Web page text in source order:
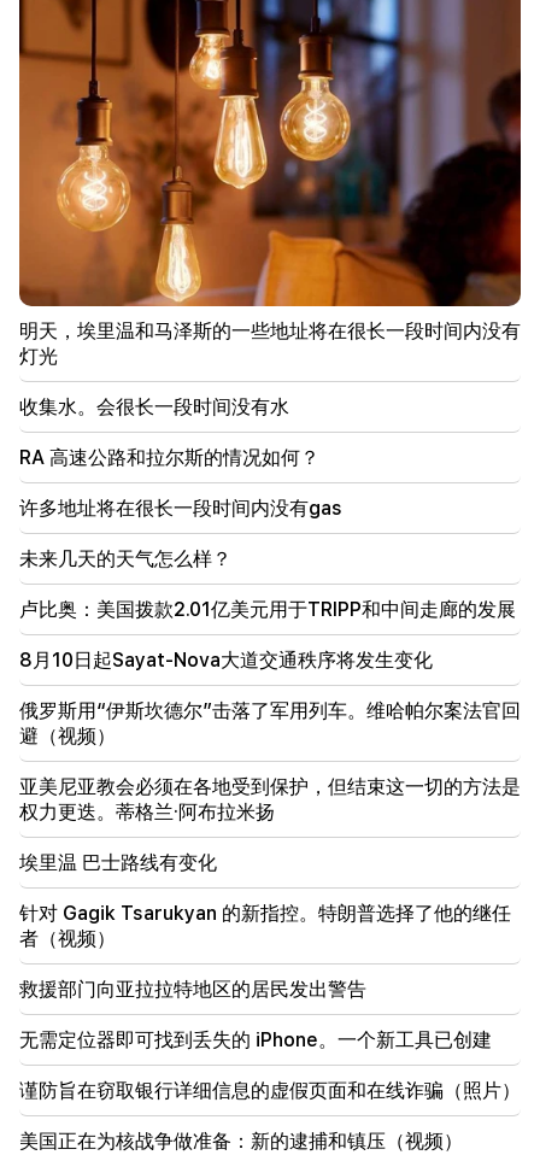
12:09
一场战斗让人想起达什塔万村的动作电影。有10多人
受伤
12:00
11年没有剪头发了。印度一名居民创造了头发长度的世
界纪录
11:34
科学家发现一种蘑菇可以让不同国家的人产生类似的幻
11:00
不是代替老师。机器人在学校中的理想角色已经揭晓
10:34
科学家发现鸣禽人类语言的关键特征之一
10:00
最罕见的景象：无人机在澳大利亚海岸拍摄到抹香鲸的
诞生（视频）
01:49
Argam Abrahamyan 被拘留两个月
许多地址将在很长一段时间内没有gas
23:50
未来几天的天气怎么样？
23:01
埃里温发生的悲惨事件
22:50
反对派的处境并不令人羡慕。在他们面前的是经验丰富
的煽动者（视频）
“重罪犯想要从医院买一个甜甜圈。” Gor Hakobyan
亲手为儿子制作甜甜圈（视频）
明天，埃里温和马泽斯的一些地址将在很长一段时间内没有
灯光
收集水。会很长一段时间没有水
RA 高速公路和拉尔斯的情况如何？
许多地址将在很长一段时间内没有gas
未来几天的天气怎么样？
卢比奥：美国拨款2.01亿美元用于TRIPP和中间走廊的发展
8月10日起Sayat-Nova大道交通秩序将发生变化
俄罗斯用“伊斯坎德尔”击落了军用列车。维哈帕尔案法官回
避（视频）
亚美尼亚教会必须在各地受到保护，但结束这一切的方法是
权力更迭。蒂格兰·阿布拉米扬
埃里温 巴士路线有变化
针对 Gagik Tsarukyan 的新指控。特朗普选择了他的继任
者（视频）
救援部门向亚拉拉特地区的居民发出警告
无需定位器即可找到丢失的 iPhone。一个新工具已创建
谨防旨在窃取银行详细信息的虚假页面和在线诈骗（照片）
美国正在为核战争做准备：新的逮捕和镇压（视频）